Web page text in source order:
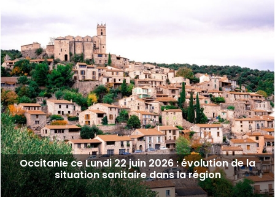
Occitanie ce Lundi 22 juin 2026 : évolution de la
situation sanitaire dans la région